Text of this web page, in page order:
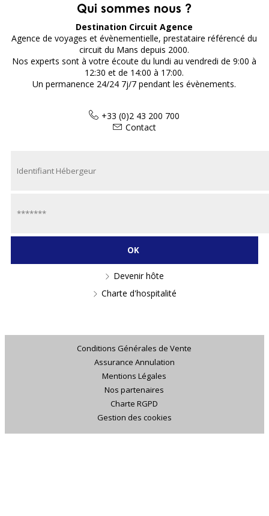
Qui sommes nous ?
Destination Circuit Agence
Agence de voyages et évènementielle, prestataire référencé du
circuit du Mans depuis 2000.
Nos experts sont à votre écoute du lundi au vendredi de 9:00 à
12:30 et de 14:00 à 17:00.
Un permanence 24/24 7j/7 pendant les évènements.
+33 (0)2 43 200 700
Contact
Devenir hôte
Charte d'hospitalité
Conditions Générales de Vente
Assurance Annulation
Mentions Légales
Nos partenaires
Charte RGPD
Gestion des cookies